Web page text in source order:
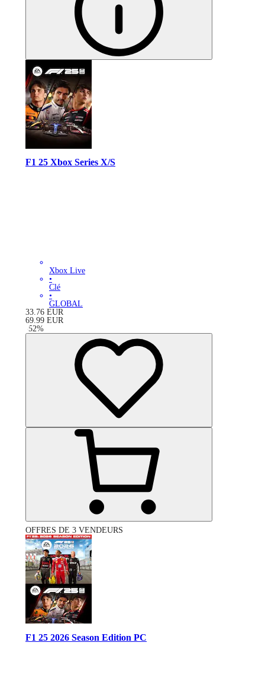
F1 25 Xbox Series X/S
Xbox Live
•
Clé
•
GLOBAL
33.76 EUR
69.99 EUR
-52%
OFFRES DE 3 VENDEURS
F1 25 2026 Season Edition PC